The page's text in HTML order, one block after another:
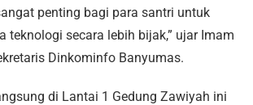
penting bagi para santri untuk
teknologi secara lebih bijak,” ujar Imam
Dinkominfo Banyumas.
di Lantai 1 Gedung Zawiyah ini